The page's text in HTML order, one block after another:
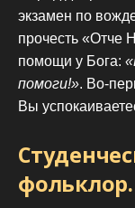
экзамен по
прочесть «Отче
помощи у Бога:
помоги!». Во-
Вы
фольклор.